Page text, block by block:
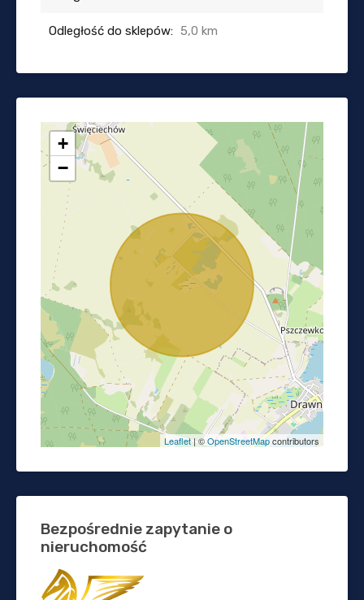
Odległość do sklepów: 5,0 km
+
−
Leaflet| ©OpenStreetMapcontributors
Bezpośrednie zapytanie o
nieruchomość